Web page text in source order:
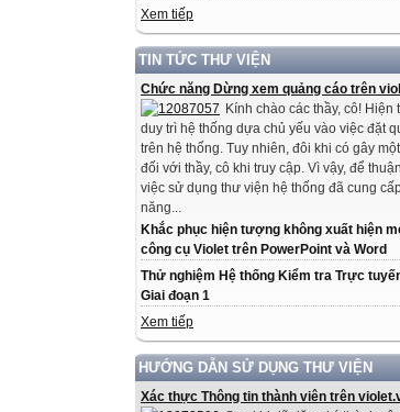
Xem tiếp
TIN TỨC THƯ VIỆN
Chức năng Dừng xem quảng cáo trên
Kính chào các thầy, cô! Hiện
duy trì hệ thống dựa chủ yếu vào việc đặt
trên hệ thống. Tuy nhiên, đôi khi có gây
đối với thầy, cô khi truy cập. Vì vậy, để
việc sử dụng thư viện hệ thống đã cung
năng...
Khắc phục hiện tượng không xuất hiện
công cụ Violet trên PowerPoint và Word
Thử nghiệm Hệ thống Kiểm tra Trực
Giai đoạn 1
Xem tiếp
HƯỚNG DẪN SỬ DỤNG THƯ VIỆN
Xác thực Thông tin thành viên trên